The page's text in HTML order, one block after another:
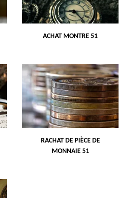
ACHAT MONTRE 51
RACHAT DE PIÈCE DE
MONNAIE 51